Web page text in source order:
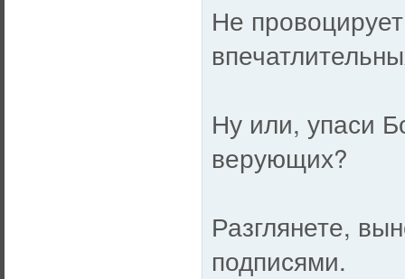
Не
Ну или, упаси
верующих?
Разглянете,
подписями.